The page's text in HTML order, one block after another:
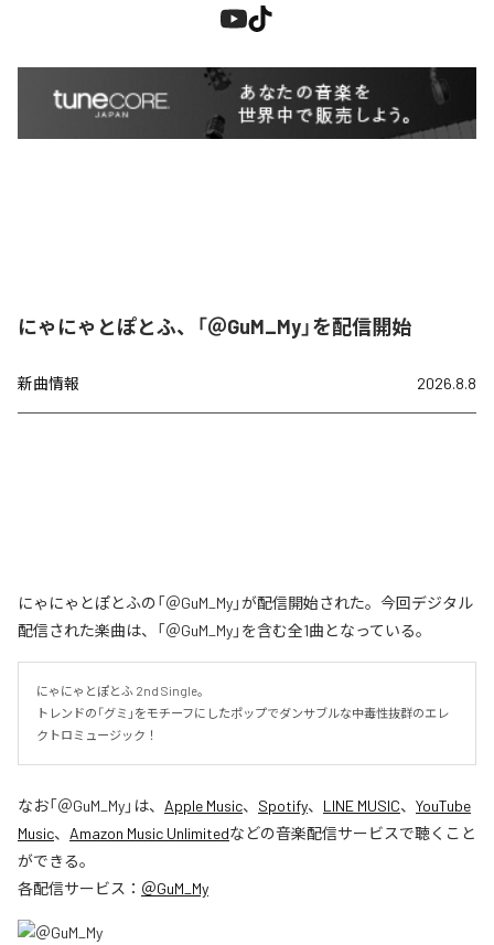
にゃにゃとぽとふ、「＠GuM_My」を配信開始
新曲情報 2026.8.8
にゃにゃとぽとふの「＠GuM_My」が配信開始された。今回デジタル
配信された楽曲は、「＠GuM_My」を含む全1曲となっている。
にゃにゃとぽとふ 2nd Single。
トレンドの「グミ」をモチーフにしたポップでダンサブルな中毒性抜群のエレ
クトロミュージック！
なお「＠GuM_My」は、 Apple Music、 Spotify、 LINE MUSIC、 YouTube
Music、 Amazon Music Unlimitedなどの音楽配信サービスで聴くこと
ができる。
各配信サービス： ＠GuM_My